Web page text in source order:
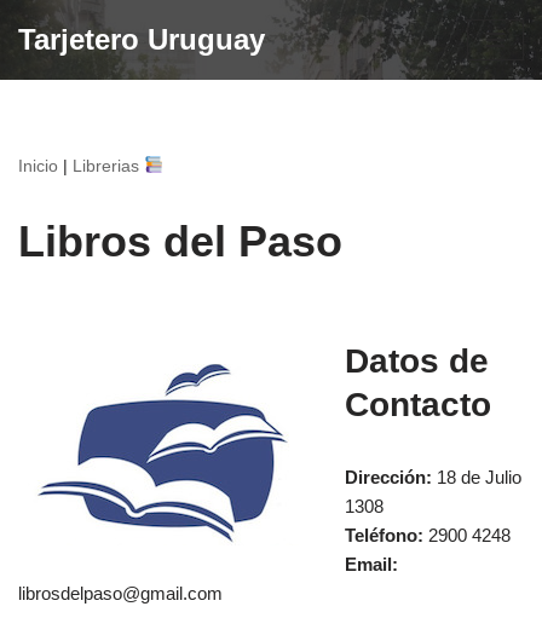
Tarjetero Uruguay
Inicio | Librerias
Libros del Paso
Datos de
Contacto
Dirección: 18 de Julio
1308
Teléfono: 2900 4248
Email:
librosdelpaso@gmail.com